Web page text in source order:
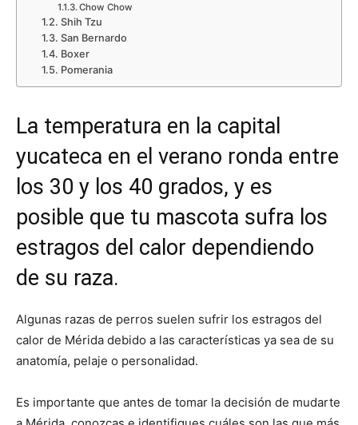
Chow Chow
Shih Tzu
San Bernardo
Boxer
Pomerania
La temperatura en la capital
yucateca en el verano ronda entre
los 30 y los 40 grados, y es
posible que tu mascota sufra los
estragos del calor dependiendo
de su raza.
Algunas razas de perros suelen sufrir los estragos del
calor de Mérida debido a las características ya sea de su
anatomía, pelaje o personalidad.
Es importante que antes de tomar la decisión de mudarte